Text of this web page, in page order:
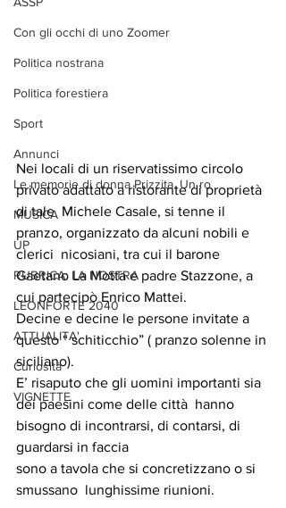
Con gli occhi di uno Zoomer
Politica nostrana
Politica forestiera
Sport
Annunci
Le memorie di donna Prizzita. Un ro
MUSICA
UP
RUBRICA: LA NOSTRA
LEONFORTE 2040
ATTUALITA'
Curiosità
VIGNETTE
Nei locali di un riservatissimo circolo
privato adattato a ristorante di proprietà
di tale  Michele Casale, si tenne il
pranzo, organizzato da alcuni nobili e
clerici  nicosiani, tra cui il barone
Gaetano La Motta e padre Stazzone, a
cui partecipò Enrico Mattei.
Decine e decine le persone invitate a
questo “ schiticchio” ( pranzo solenne in
siciliano).
E’ risaputo che gli uomini importanti sia
dei paesini come delle città  hanno
bisogno di incontrarsi, di contarsi, di
guardarsi in faccia
sono a tavola che si concretizzano o si
smussano  lunghissime riunioni.